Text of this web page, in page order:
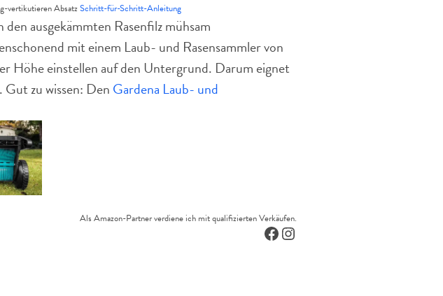
vertikutieren AbsatzSchritt-für-Schritt-Anleitung
ausgekämmten Rasenfilz mühsam
mit einem Laub- und Rasensammler von
Höhe einstellen auf den Untergrund. Darum eignet
zu wissen: Den Gardena Laub- und
Als Amazon-Partner verdiene ich mit qualifizierten Verkäufen.
Facebook
Instagram